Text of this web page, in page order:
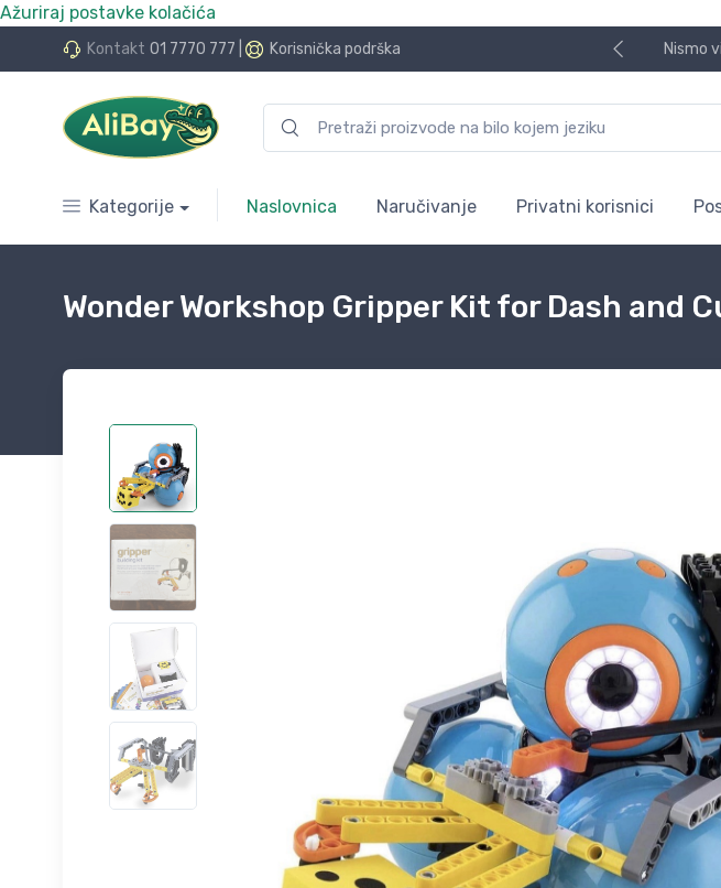
Ažuriraj postavke kolačića
Kontakt 01 7770 777 Korisnička podrška
24 rate bez kamata Nismo
Kategorije Naslovnica Naručivanje Privatni korisnici
Wonder Workshop Gripper Kit for Dash and